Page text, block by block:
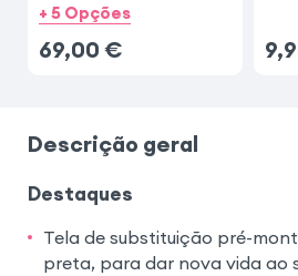
+ 5 Opções
69,00 €
Descrição geral
Destaques
Tela de substituição pré-
preta, para dar nova vida ao